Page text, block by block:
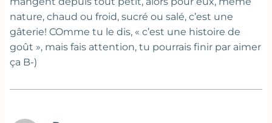
nature, chaud ou froid, sucré ou salé, c’est une
gâterie! COmme tu le dis, « c’est une histoire de
goût », mais fais attention, tu pourrais finir par aimer
ça B-)